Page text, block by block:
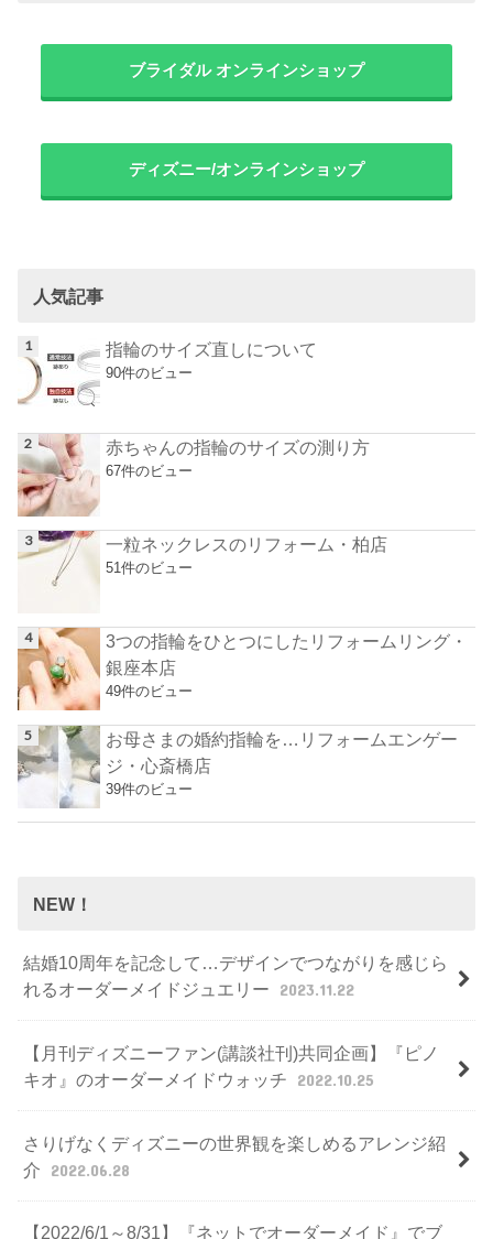
ブライダル オンラインショップ
ディズニー/オンラインショップ
人気記事
指輪のサイズ直しについて
90件のビュー
赤ちゃんの指輪のサイズの測り方
67件のビュー
一粒ネックレスのリフォーム・柏店
51件のビュー
3つの指輪をひとつにしたリフォームリング・
銀座本店
49件のビュー
お母さまの婚約指輪を…リフォームエンゲー
ジ・心斎橋店
39件のビュー
NEW！
結婚10周年を記念して…デザインでつながりを感じら
れるオーダーメイドジュエリー
2023.11.22
【月刊ディズニーファン(講談社刊)共同企画】『ピノ
キオ』のオーダーメイドウォッチ
2022.10.25
さりげなくディズニーの世界観を楽しめるアレンジ紹
介
2022.06.28
【2022/6/1～8/31】『ネットでオーダーメイド』でブ